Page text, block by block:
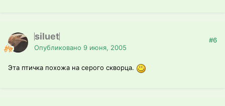
siluet
Опубликовано 9 июня, 2005
#6
Эта птичка похожа на серого скворца.